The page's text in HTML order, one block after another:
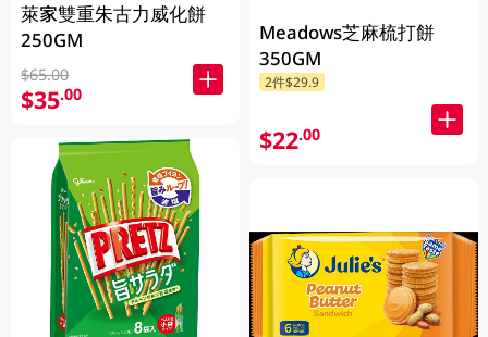
萊家雙重朱古力威化餅
250GM
$65.00
$35.00
Meadows芝麻梳打餅
350GM
2件$29.9
$22.00